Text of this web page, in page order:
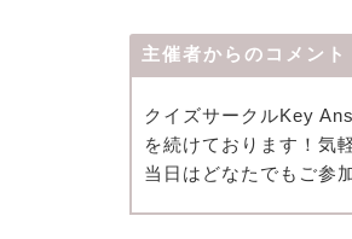
主催者からのコメント
クイズサークルKey
を続けております！気
当日はどなたでもご参